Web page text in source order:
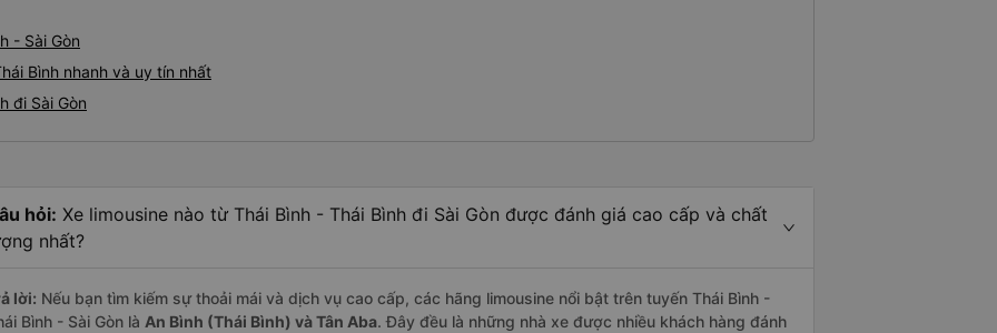
- Sài Gòn
Bình nhanh và uy tín nhất
đi Sài Gòn
hỏi: Xe limousine nào từ Thái Bình - Thái Bình đi Sài Gòn được đánh giá cao cấp và chất
nhất?
lời: Nếu bạn tìm kiếm sự thoải mái và dịch vụ cao cấp, các hãng limousine nổi bật trên tuyến Thái Bình -
Bình - Sài Gòn là An Bình (Thái Bình) và Tân Aba. Đây đều là những nhà xe được nhiều khách hàng đánh